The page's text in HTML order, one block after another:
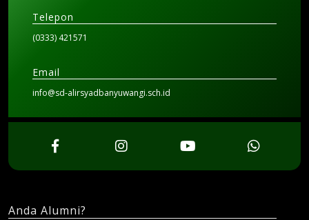
Telepon
(0333) 421571
Email
info@sd-alirsyadbanyuwangi.sch.id
Anda Alumni?